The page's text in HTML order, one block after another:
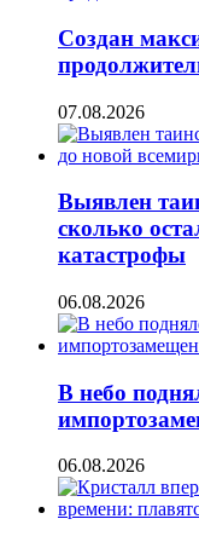
Создан
07.08.2026
Выявлен
сколько
катастрофы
06.08.2026
В небо
06.08.2026